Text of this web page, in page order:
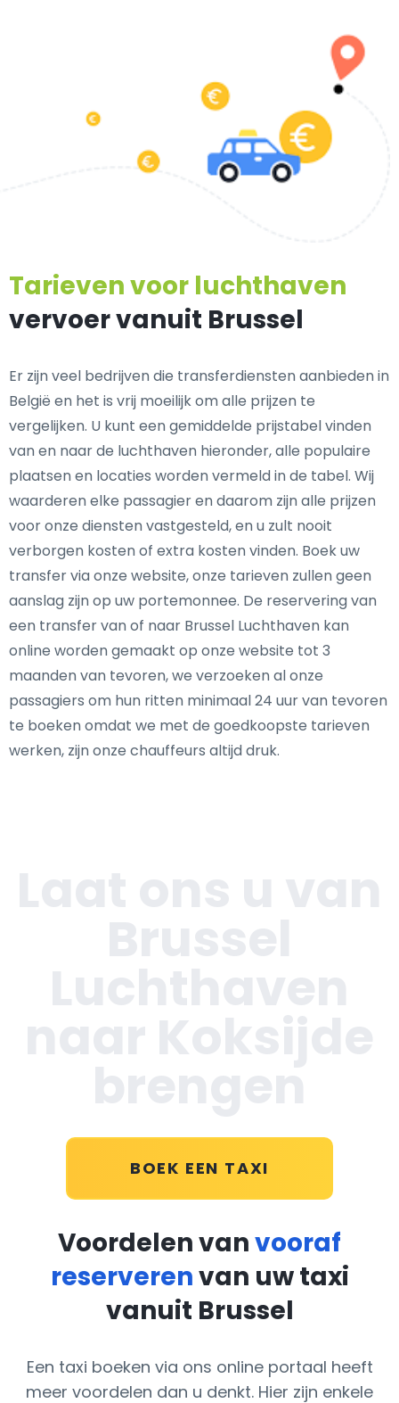
Tarieven voor luchthaven
vervoer vanuit Brussel
Er zijn veel bedrijven die transferdiensten aanbieden in
België en het is vrij moeilijk om alle prijzen te
vergelijken. U kunt een gemiddelde prijstabel vinden
van en naar de luchthaven hieronder, alle populaire
plaatsen en locaties worden vermeld in de tabel. Wij
waarderen elke passagier en daarom zijn alle prijzen
voor onze diensten vastgesteld, en u zult nooit
verborgen kosten of extra kosten vinden. Boek uw
transfer via onze website, onze tarieven zullen geen
aanslag zijn op uw portemonnee. De reservering van
een transfer van of naar Brussel Luchthaven kan
online worden gemaakt op onze website tot 3
maanden van tevoren, we verzoeken al onze
passagiers om hun ritten minimaal 24 uur van tevoren
te boeken omdat we met de goedkoopste tarieven
werken, zijn onze chauffeurs altijd druk.
BOEK EEN TAXI
Voordelen vanvooraf
reserverenvan uw taxi
vanuit Brussel
Een taxi boeken via ons online portaal heeft
meer voordelen dan u denkt. Hier zijn enkele